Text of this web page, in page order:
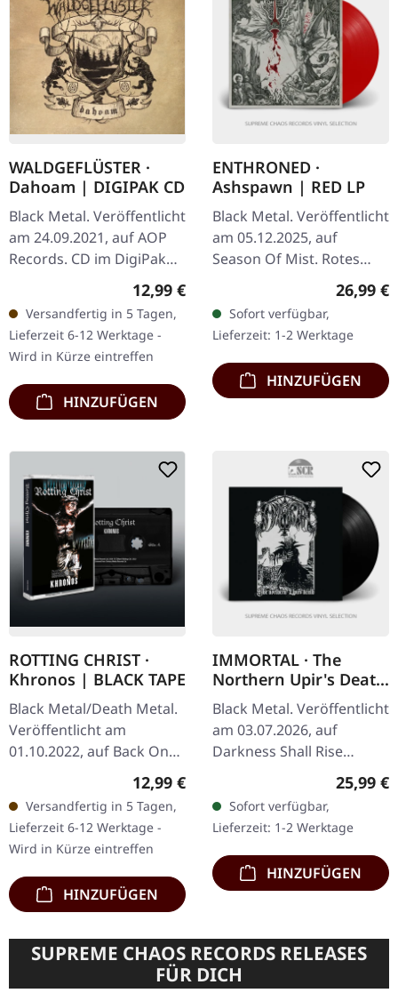
WALDGEFLÜSTER ·
Dahoam | DIGIPAK CD
Black Metal. Veröffentlicht
am 24.09.2021, auf AOP
Records. CD im DigiPak
mit 20-seitigem Booklet.
Waldgeflüster zeigt eine…
Regulärer Preis:
12,99 €
Versandfertig in 5 Tagen,
Lieferzeit 6-12 Werktage -
Wird in Kürze eintreffen
HINZUFÜGEN
ENTHRONED ·
Ashspawn | RED LP
Black Metal. Veröffentlicht
am 05.12.2025, auf
Season Of Mist. Rotes
Vinyl im Gatefold-Cover.
Exemplare. Die belgischen
Black…
26,99 €
Sofort verfügbar,
Lieferzeit: 1-2 Werktage
HINZUFÜGEN
ROTTING CHRIST ·
Khronos | BLACK TAPE
Black Metal/Death Metal.
Veröffentlicht am
01.10.2022, auf Back On
Black. Schwarze Musik-
Kassette. Die griechischen
Extreme-Metal-Legenden
Rotting…
Regulärer Preis:
12,99 €
Versandfertig in 5 Tagen,
Lieferzeit 6-12 Werktage -
Wird in Kürze eintreffen
HINZUFÜGEN
IMMORTAL · The
Northern Upir's Death
| BLACK LP
Black Metal. Veröffentlicht
am 03.07.2026, auf
Darkness Shall Rise
Productions. Schwarzes
Vinyl im Standard-Cover
mit 12-seitigem 12"-
Booklet und…
25,99 €
Sofort verfügbar,
Lieferzeit: 1-2 Werktage
HINZUFÜGEN
SUPREME CHAOS RECORDS RELEASES
FÜR DICH